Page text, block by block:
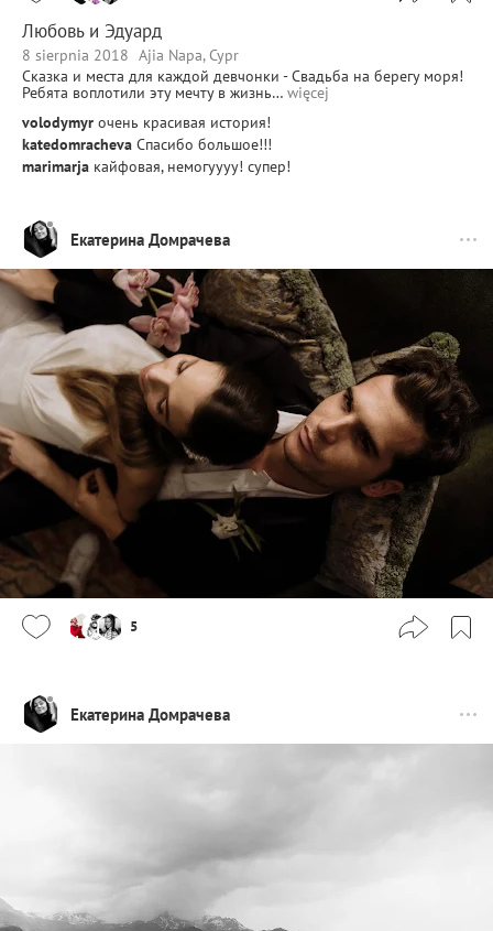
Любовь и Эдуард
8 sierpnia 2018 Ajia Napa, Cypr
Сказка и места для каждой девчонки - Свадьба на берегу моря!
Ребята воплотили эту мечту в жизнь… więcej
volodymyr очень красивая история!
katedomracheva Спасибо большое!!!
marimarja кайфовая, немогуууу! супер!
Екатерина Домрачева
5
Екатерина Домрачева